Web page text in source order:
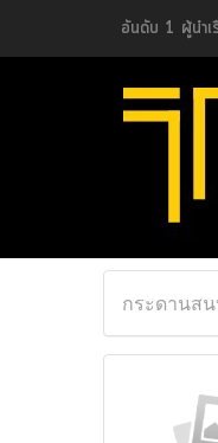
อันดับ 1 ผู้นำเ
กระดานส